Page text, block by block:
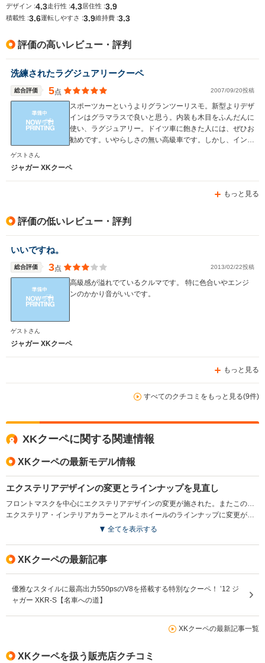
デザイン :4.3走行性 :4.3 居住性 :3.9
積載性 :3.6運転しやすさ :3.9維持費 :3.3
評価の高いレビュー・評判
洗練されたラグジュアリークーペ
総合評価 5点 2007/09/20投稿
スポーツカーというよりグランツーリスモ。新型よりデザ
インはグラマラスで良いと思う。内装も木目をふんだんに
使い、ラグジュアリー。ドイツ車に飽きた人には、ぜひお
勧めです。いやらしさの無い高級車です。しかし、インテ
ゲストさん
ジャガー XKクーペ
もっと見る
評価の低いレビュー・評判
いいですね。
総合評価 3点 2013/02/22投稿
高級感が溢れでているクルマです。 特に色合いやエンジ
ンのかかり音がいいです。
ゲストさん
ジャガー XKクーペ
もっと見る
すべてのクチコミをもっと見る(9件)
XKクーペに関する関連情報
XKクーペの最新モデル情報
エクステリアデザインの変更とラインナップを見直し
エクステリア・インテリアカラーとアルミホイールのラインナップに変更が加えられた(2012.6）
全てを表示する
XKクーペの最新記事
優雅なスタイルに最高出力550psのV8を搭載する特別なクーペ！ ’12 ジ
ャガー XKR-S【名車への道】
XKクーペの最新記事一覧
XKクーペを扱う販売店クチコミ